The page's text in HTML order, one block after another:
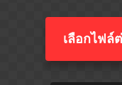
เลือกไฟล์